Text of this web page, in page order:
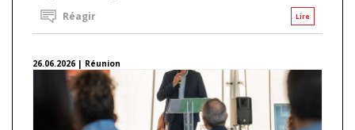
Lire
Réagir
26.06.2026 | Réunion